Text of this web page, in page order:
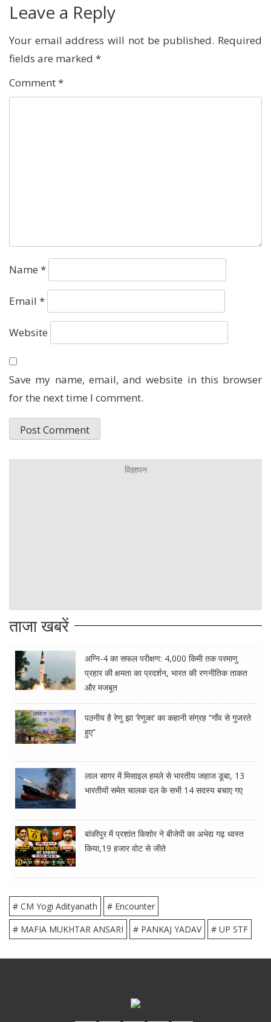
Leave a Reply
Your email address will not be published. Required
fields are marked *
Comment*
Name *
Email *
Website
Save my name, email, and website in this browser
for the next time I comment.
ताजा खबरें
अग्नि-4 का सफल परीक्षण: 4,000 किमी तक परमाणु
प्रहार की क्षमता का प्रदर्शन, भारत की रणनीतिक ताकत
और मजबूत
पठनीय है रेणु झा ‘रेणुका’ का कहानी संग्रह “गाँव से गुजरते
हुए”
लाल सागर में मिसाइल हमले से भारतीय जहाज डूबा, 13
भारतीयों समेत चालक दल के सभी 14 सदस्य बचाए गए
बांकीपुर में प्रशांत किशोर ने बीजेपी का अभेद्य गढ़ ध्वस्त
किया,19 हजार वोट से जीते
# CM Yogi Adityanath
# Encounter
# MAFIA MUKHTAR ANSARI
# PANKAJ YADAV # UP STF